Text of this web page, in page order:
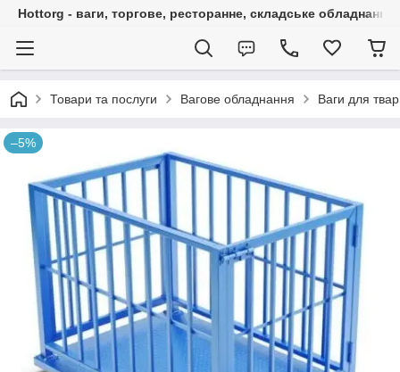
Hottorg - ваги, торгове, ресторанне, складське обладнання
Товари та послуги Вагове обладнання Ваги для
–5%